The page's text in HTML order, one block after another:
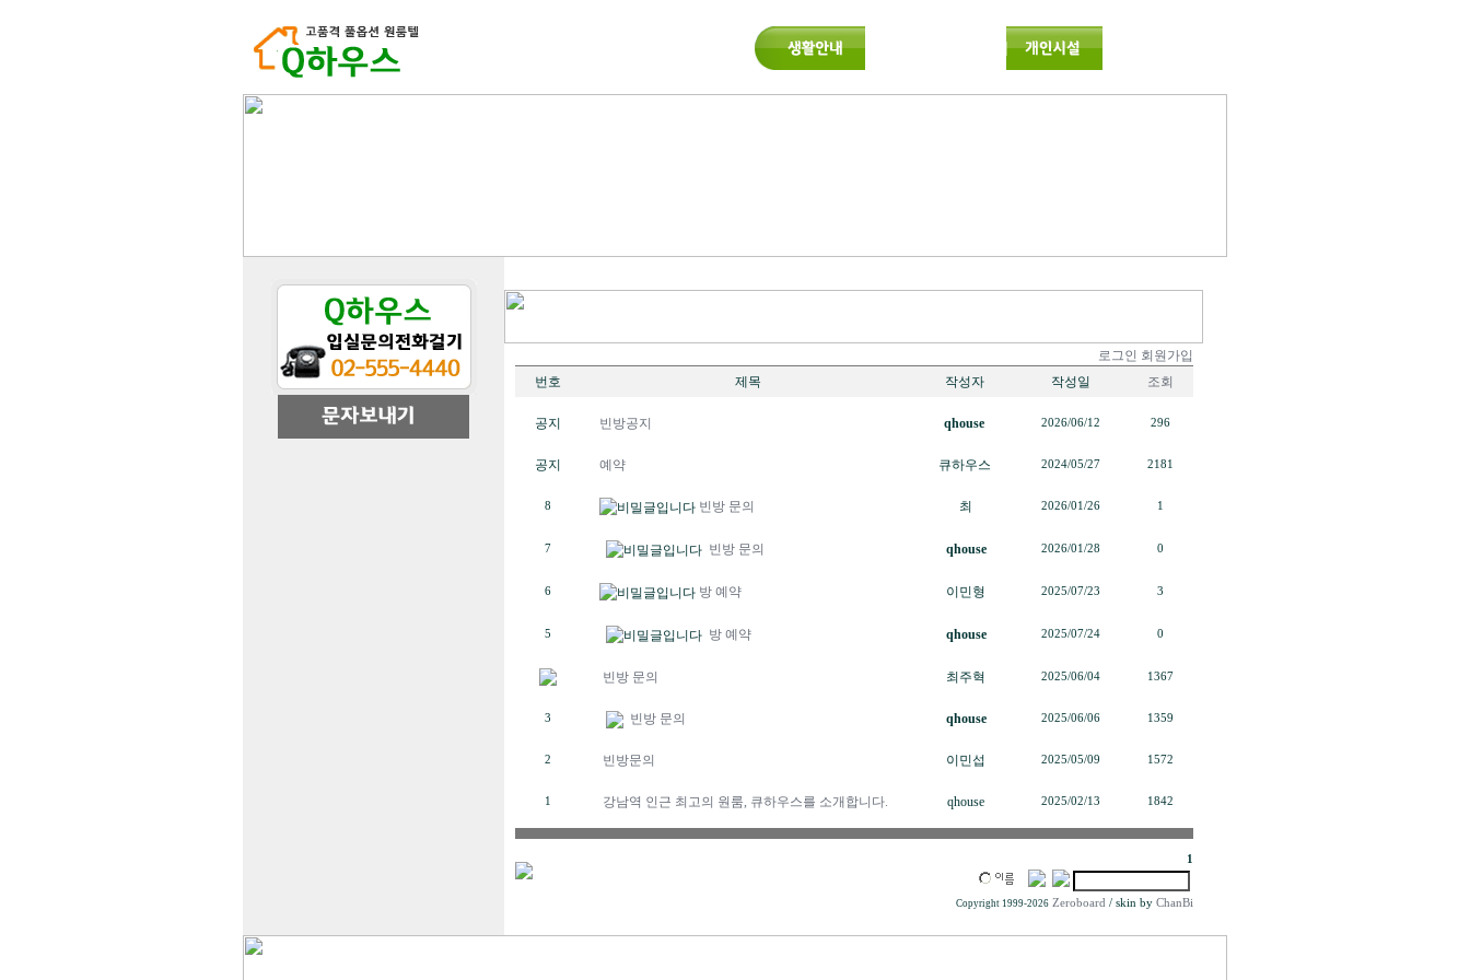
로그인 회원가입
번호
제목 작성자 작성일 조회
공지 빈방공지 qhouse 2026/06/12 296
공지 예약 큐하우스 2024/05/27 2181
8 빈방 문의 최 2026/01/26 1
7 빈방 문의 qhouse 2026/01/28 0
6 방 예약 이민형 2025/07/23 3
5 방 예약 qhouse 2025/07/24 0
빈방 문의 최주혁 2025/06/04 1367
3 빈방 문의 qhouse 2025/06/06 1359
2 빈방문의 이민섭 2025/05/09 1572
1 강남역 인근 최고의 원룸, 큐하우스를 소개합니다. qhouse 2025/02/13 1842
1
Copyright 1999-2026 Zeroboard / skin by ChanBi